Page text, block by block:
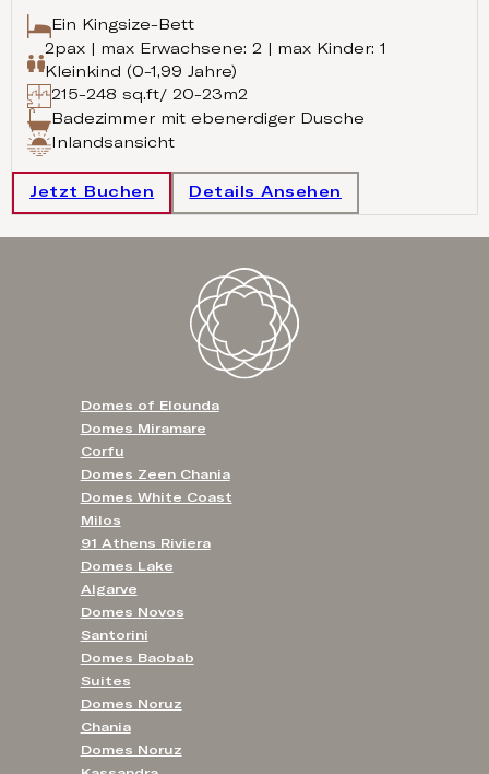
Ein Kingsize-Bett
2pax | max Erwachsene: 2 | max Kinder: 1
Kleinkind (0-1,99 Jahre)
215-248 sq.ft/ 20-23m2
Badezimmer mit ebenerdiger Dusche
Inlandsansicht
Jetzt Buchen Details Ansehen
Domes of Elounda
Domes Miramare
Corfu
Domes Zeen Chania
Domes White Coast
Milos
91 Athens Riviera
Domes Lake
Algarve
Domes Novos
Santorini
Domes Baobab
Suites
Domes Noruz
Chania
Domes Noruz